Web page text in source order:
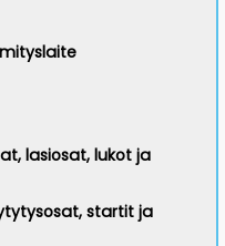
lasiosat, lukot ja
startit ja